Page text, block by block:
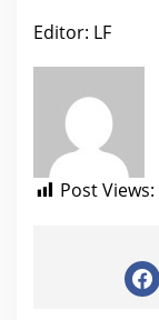
Editor: LF
Post Views: